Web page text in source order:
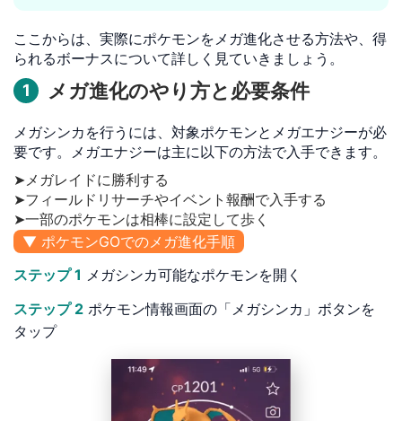
ここからは、実際にポケモンをメガ進化させる方法や、得
られるボーナスについて詳しく見ていきましょう。
1 メガ進化のやり方と必要条件
メガシンカを行うには、対象ポケモンとメガエナジーが必
要です。メガエナジーは主に以下の方法で入手できます。
➤メガレイドに勝利する
➤フィールドリサーチやイベント報酬で入手する
➤一部のポケモンは相棒に設定して歩く
▼ ポケモンGOでのメガ進化手順
ステップ 1 メガシンカ可能なポケモンを開く
ステップ 2 ポケモン情報画面の「メガシンカ」ボタンを
タップ